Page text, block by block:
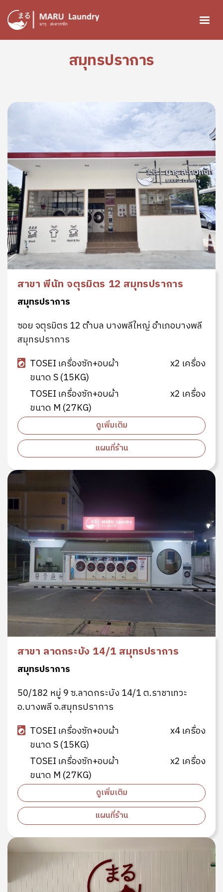
ข้ามไปยังเนื้อหาหลัก
สมุทรปราการ
สาขา พีนัท จตุรมิตร 12 สมุทรปราการ
สมุทรปราการ
ซอย จตุรมิตร 12 ตำบล บางพลีใหญ่ อำเภอบางพลี
สมุทรปราการ
TOSEI เครื่องซัก+อบผ้า
ขนาด S (15KG)
x2 เครื่อง
TOSEI เครื่องซัก+อบผ้า
ขนาด M (27KG)
x2 เครื่อง
ดูเพิ่มเติม
แผนที่ร้าน
สาขา ลาดกระบัง 14/1 สมุทรปราการ
สมุทรปราการ
50/182 หมู่ 9 ซ.ลาดกระบัง 14/1 ต.ราชาเทวะ
อ.บางพลี จ.สมุทรปราการ
TOSEI เครื่องซัก+อบผ้า
ขนาด S (15KG)
x4 เครื่อง
TOSEI เครื่องซัก+อบผ้า
ขนาด M (27KG)
x2 เครื่อง
ดูเพิ่มเติม
แผนที่ร้าน